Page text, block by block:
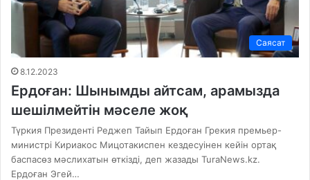
Саясат
8.12.2023
Ердоған: Шынымды айтсам, арамызда
шешілмейтін мәселе жоқ
Түркия Президенті Реджеп Тайып Ердоған Грекия премьер-
министрі Кириакос Мицотакиспен кездесуінен кейін ортақ
баспасөз мәслихатын өткізді, деп жазады TuraNews.kz.
Ердоған Эгей…